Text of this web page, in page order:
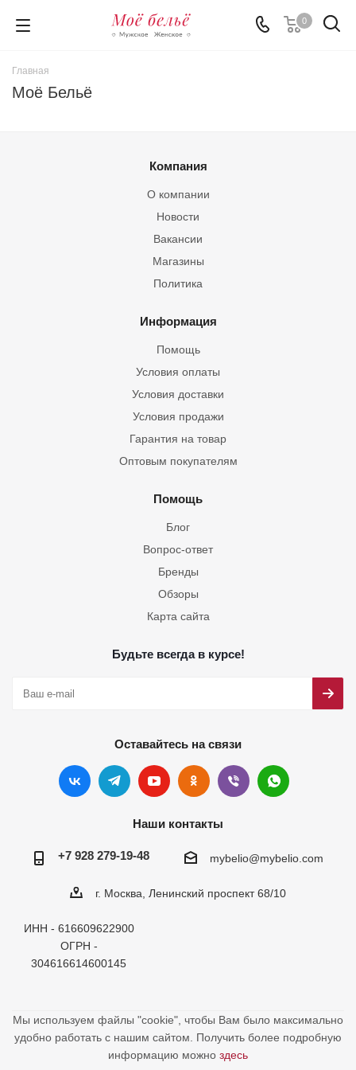
0
Главная
Моё Бельё
Компания
О компании
Новости
Вакансии
Магазины
Политика
Информация
Помощь
Условия оплаты
Условия доставки
Условия продажи
Гарантия на товар
Оптовым покупателям
Помощь
Блог
Вопрос-ответ
Бренды
Обзоры
Карта сайта
Будьте всегда в курсе!
Оставайтесь на связи
Наши контакты
+7 928 279-19-48 mybelio@mybelio.com
г. Москва, Ленинский проспект 68/10
ИНН - 616609622900
ОГРН -
304616614600145
Мы используем файлы "cookie", чтобы Вам было максимально
удобно работать с нашим сайтом. Получить более подробную
информацию можно здесь